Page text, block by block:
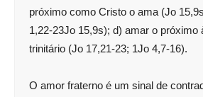
próximo como Cristo o ama (Jo
1,22-23Jo 15,9s); d) amar o próximo
trinitário (Jo 17,21-23; 1Jo 4,7-16).
O amor fraterno é um sinal de